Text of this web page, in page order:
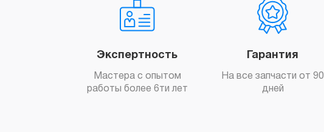
Экспертность
Мастера с опытом
работы более 6ти лет
Гарантия
На все запчасти от 90
дней